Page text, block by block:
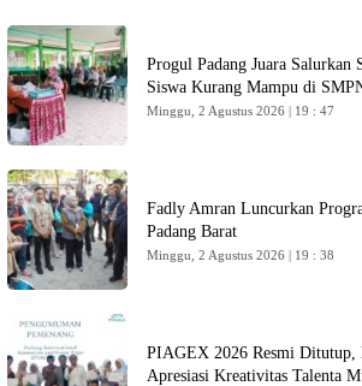
Progul Padang Juara Salurkan
Siswa Kurang Mampu di
Minggu, 2 Agustus 2026 | 19 : 47
Fadly Amran Luncurkan
Padang Barat
Minggu, 2 Agustus 2026 | 19 : 38
PIAGEX 2026 Resmi Ditutup,
Apresiasi Kreativitas Talenta